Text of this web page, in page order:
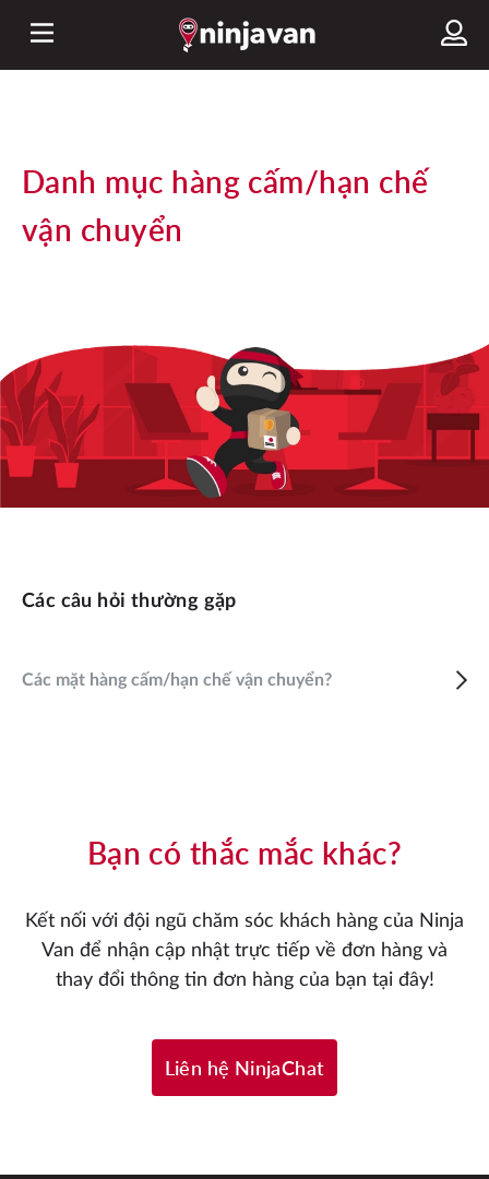
Danh mục hàng cấm/hạn chế
vận chuyển
Các câu hỏi thường gặp
Các mặt hàng cấm/hạn chế vận chuyển?
Bạn có thắc mắc khác?
Kết nối với đội ngũ chăm sóc khách hàng của Ninja
Van để nhận cập nhật trực tiếp về đơn hàng và
thay đổi thông tin đơn hàng của bạn tại đây!
Liên hệ NinjaChat